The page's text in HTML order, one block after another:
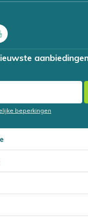
beperkingen